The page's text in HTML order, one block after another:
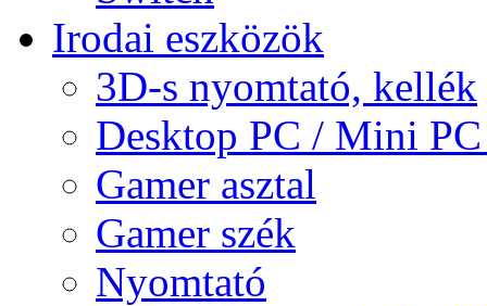
Irodai eszközök
3D-s nyomtató, kellék
Desktop PC / Mini
Gamer asztal
Gamer szék
Nyomtató